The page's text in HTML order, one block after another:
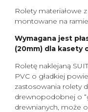
Rolety materiałowe
montowane na
Wymagana jest
(20mm) dla kasety
Roletę naklejaną
PVC o gładkiej
zastosowania rolety
drewnopodobnej o
drewnianych, może